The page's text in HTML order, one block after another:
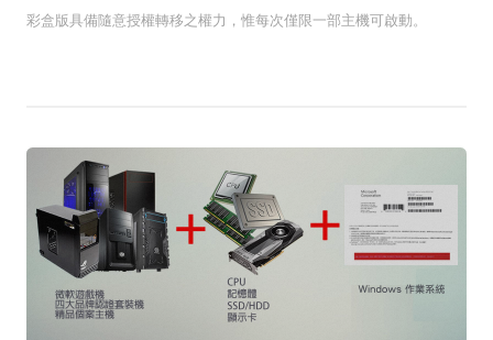
彩盒版具備隨意授權轉移之權力，惟每次僅限一部主機可啟動。